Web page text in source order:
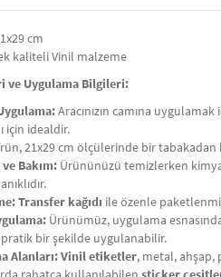
cm
kaliteli Vinil malzeme
ve Uygulama Bilgileri:
Aracınızın camına
için idealdir.
21x29 cm ölçülerinde bir
Bakım: Ürününüzü temizlerken
Transfer kağıdı ile özenle
Ürünümüz, uygulama
bir şekilde uygulanabilir.
Alanları:Vinil etiketler, metal, ahşap,